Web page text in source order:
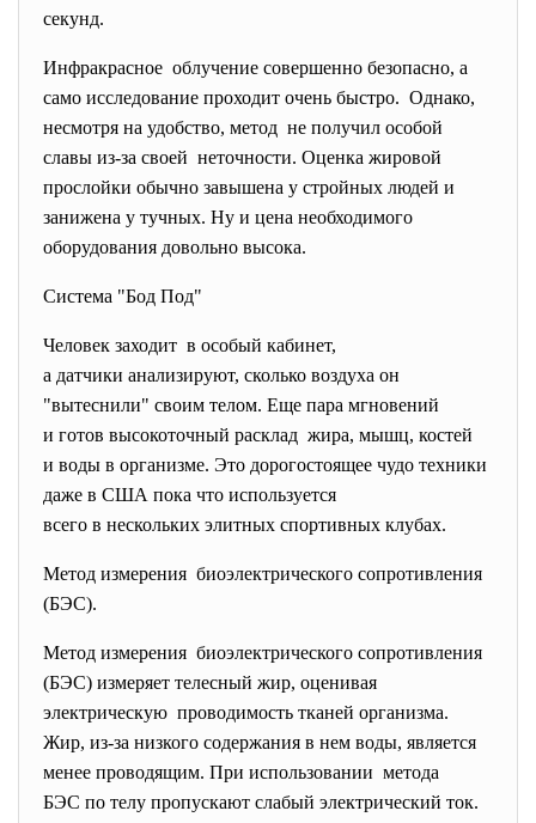
секунд.
Инфракрасное облучение совершенно безопасно, а
само исследование проходит очень быстро. Однако,
несмотря на удобство, метод не получил особой
славы из-за своей неточности. Оценка жировой
прослойки обычно завышена у стройных людей и
занижена у тучных. Ну и цена необходимого
оборудования довольно высока.
Система "Бод Под"
Человек заходит в особый кабинет,
а датчики анализируют, сколько воздуха он
"вытеснили" своим телом. Еще пара мгновений
и готов высокоточный расклад жира, мышц, костей
и воды в организме. Это дорогостоящее чудо техники
даже в США пока что используется
всего в нескольких элитных спортивных клубах.
Метод измерения биоэлектрического сопротивления
(БЭС).
Метод измерения биоэлектрического сопротивления
(БЭС) измеряет телесный жир, оценивая
электрическую проводимость тканей организма.
Жир, из-за низкого содержания в нем воды, является
менее проводящим. При использовании метода
БЭС по телу пропускают слабый электрический ток.